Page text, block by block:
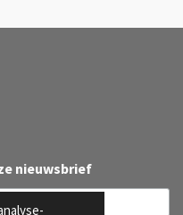
nieuwsbrief